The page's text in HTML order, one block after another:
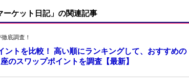
ケット日記」の関連記事
底調査！
ントを比較！ 高い順にランキングして、おすすめの
のスワップポイントを調査【最新】